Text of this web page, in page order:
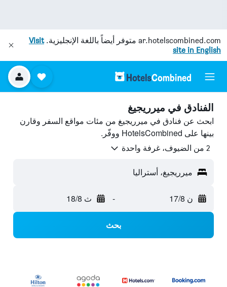
ar.hotelscombined.com متوفر أيضاً باللغة الإنجليزية.Visit
site in English
الفنادق في ميرريجيغ
ابحث عن فنادق في ميرريجيغ من مئات مواقع السفر وقارن
بينها على HotelsCombined ووفّر.
2 من الضيوف، غرفة واحدة
ميرريجيغ، أستراليا
ن 17/8 - ث 18/8
بحث